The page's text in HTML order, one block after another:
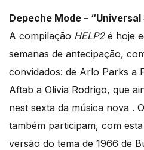
Depeche Mode – “Universal
A compilação HELP2é hoje
semanas de antecipação,
convidados: de Arlo Parks a
Aftab a Olivia Rodrigo, que
nest sexta da música nova .
também participam, com
versão do tema de 1966 de